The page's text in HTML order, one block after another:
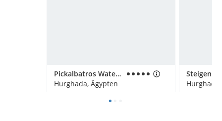
Pickalbatros Water Valley Resort - Neverland Hurghada
Hurghada, Ägypten